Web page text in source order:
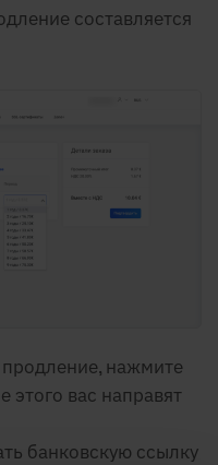
составляется
нажмите
этого вас направят
банковскую ссылку